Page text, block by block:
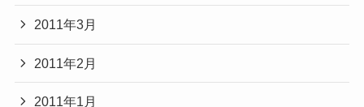
2011年3月
2011年2月
2011年1月